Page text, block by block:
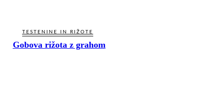
TESTENINE IN RIŽOTE
Gobova rižota z grahom